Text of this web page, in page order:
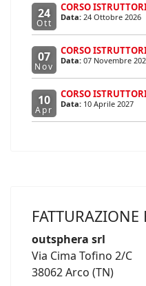
24
Ott
CORSO
Data: 24 Ottobre 2026
07
Nov
CORSO
Data: 07 Novembre
10
Apr
CORSO
Data: 10 Aprile 2027
FATTURAZIONE
outsphera srl
Via Cima Tofino 2/C
38062 Arco (TN)